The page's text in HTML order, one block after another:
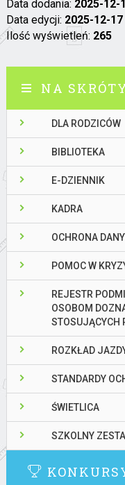
Data dodania: 2025-12-
Data edycji: 2025-12-
Ilość wyświetleń: 265
NA
DLA RODZICÓW
BIBLIOTEKA
E-DZIENNIK
KADRA
OCHRONA
POMOC W
REJESTR
OSOBOM
STOSUJĄCYCH
ROZKŁAD
STANDARDY
ŚWIETLICA
SZKOLNY